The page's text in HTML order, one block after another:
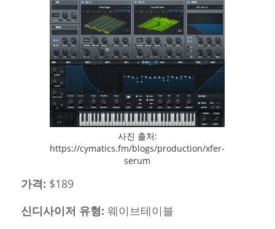
사진 출처:
https://cymatics.fm/blogs/production/xfer-
serum
가격: $189
신디사이저 유형: 웨이브테이블